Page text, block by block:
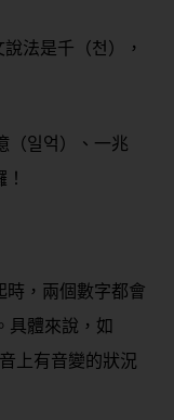
法是千（천），
（일억）、一兆
時，兩個數字都會
具體來說，如
上有音變的狀況